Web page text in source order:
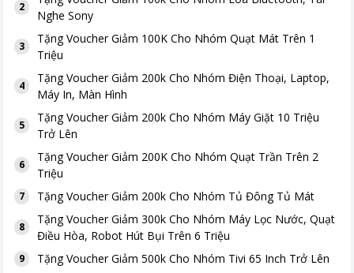
2
Nghe Sony
3
TặngVoucher Giảm 100K Cho Nhóm Quạt Mát Trên 1
Triệu
4
TặngVoucher Giảm 200k Cho Nhóm Điện Thoại, Laptop,
Máy In, Màn Hình
5
TặngVoucher Giảm 200k Cho Nhóm Máy Giặt 10 Triệu
Trở Lên
6
TặngVoucher Giảm 200K Cho Nhóm Quạt Trần Trên 2
Triệu
7 TặngVoucher Giảm 200k Cho Nhóm Tủ Đông Tủ Mát
8
TặngVoucher Giảm 300k Cho Nhóm Máy Lọc Nước, Quạt
Điều Hòa, Robot Hút Bụi Trên 6 Triệu
9 TặngVoucher Giảm 500k Cho Nhóm Tivi 65 Inch Trở Lên